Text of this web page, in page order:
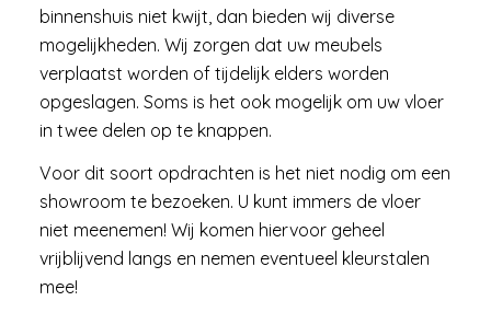
binnenshuis niet kwijt, dan bieden wij diverse
mogelijkheden. Wij zorgen dat uw meubels
verplaatst worden of tijdelijk elders worden
opgeslagen. Soms is het ook mogelijk om uw vloer
in twee delen op te knappen.
Voor dit soort opdrachten is het niet nodig om een
showroom te bezoeken. U kunt immers de vloer
niet meenemen! Wij komen hiervoor geheel
vrijblijvend langs en nemen eventueel kleurstalen
mee!